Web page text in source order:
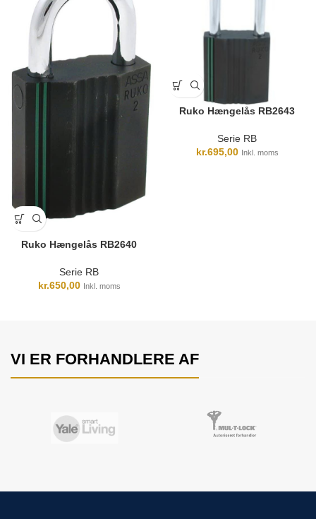
Ruko Hængelås RB2640
Serie RB
kr.650,00 Inkl. moms
Ruko Hængelås RB2643
Serie RB
kr.695,00 Inkl. moms
VI ER FORHANDLERE AF